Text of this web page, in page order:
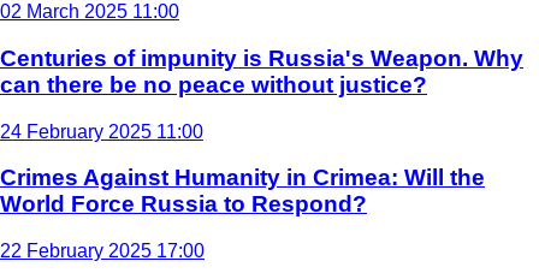
02 March 2025 11:00
Centuries of impunity is Russia's Weapon. Why
can there be no peace without justice?
24 February 2025 11:00
Crimes Against Humanity in Crimea: Will the
World Force Russia to Respond?
22 February 2025 17:00